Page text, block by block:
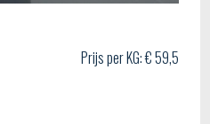
Prijs per KG: € 59,5